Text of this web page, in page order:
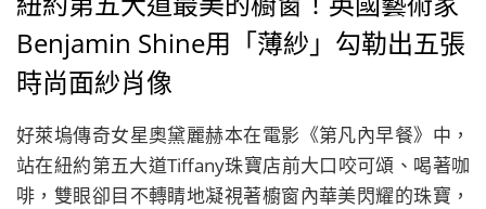
Benjamin Shine用「薄紗」勾勒出五張
時尚面紗肖像
好萊塢傳奇女星奧黛麗赫本在電影《第凡內早餐》中，
站在紐約第五大道Tiffany珠寶店前大口咬可頌、喝著咖
啡，雙眼卻目不轉睛地凝視著櫥窗內華美閃耀的珠寶，